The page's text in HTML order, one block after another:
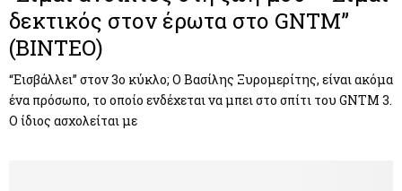
δεκτικός στον έρωτα στο GNTM”
(ΒΙΝΤΕΟ)
“Εισβάλλει” στον 3ο κύκλο; Ο Βασίλης Ξυρομερίτης, είναι ακόμα
ένα πρόσωπο, το οποίο ενδέχεται να μπει στο σπίτι του GNTM 3.
Ο ίδιος ασχολείται με